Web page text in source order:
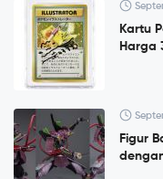
Kartu
Harga
Figur